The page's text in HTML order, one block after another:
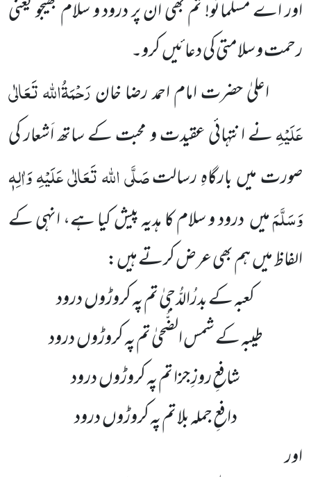
اور اے مسلمانو! تم بھی ان پر درود و سلام بھیجو یعنی
رحمت و سلامتی کی دعائیں کرو۔
اعلیٰ حضرت امام احمد رضا خانرَحْمَۃُاللہ تَعَالٰی
عَلَیْہِنے انتہائی عقیدت و محبت کے ساتھ اَشعار کی
صورت میں بارگاہِ رسالتصَلَّی اللہ تَعَالٰی عَلَیْہِ وَاٰلِہٖ
وَسَلَّمَمیں درود و سلام کا ہدیہ پیش کیا ہے، انہی کے
الفاظ میں ہم بھی عرض کرتے ہیں:
کعبہ کے بدرُالدُّجیٰ تم پہ کروڑوں درود
طیبہ کے شمس الضُّحیٰ تم پہ کروڑوں درود
شافعِ روزِ جزا تم پہ کروڑوں درود
دافعِ جملہ بلا تم پہ کروڑوں درود
اور